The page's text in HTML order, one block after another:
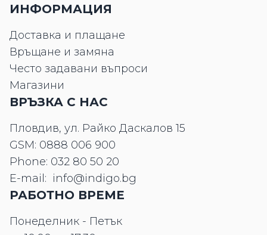
ИНФОРМАЦИЯ
Доставка и плащане
Връщане и замяна
Често задавани въпроси
Магазини
ВРЪЗКА С НАС
Пловдив, ул. Райко Даскалов 15
GSM: 0888 006 900
Phone: 032 80 50 20
E-mail: info@indigo.bg
РАБОТНО ВРЕМЕ
Понеделник - Петък